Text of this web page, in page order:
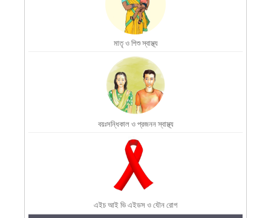
মাতৃ ও শিশু স্বাস্থ্য
বয়ঃসন্ধিকাল ও প্রজনন স্বাস্থ্য
এইচ আই ভি এইডস ও যৌন রোগ